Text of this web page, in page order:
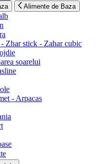
Alimente de Baza
Zhar stick - Zahar cubic
soarelui
- Arpacas